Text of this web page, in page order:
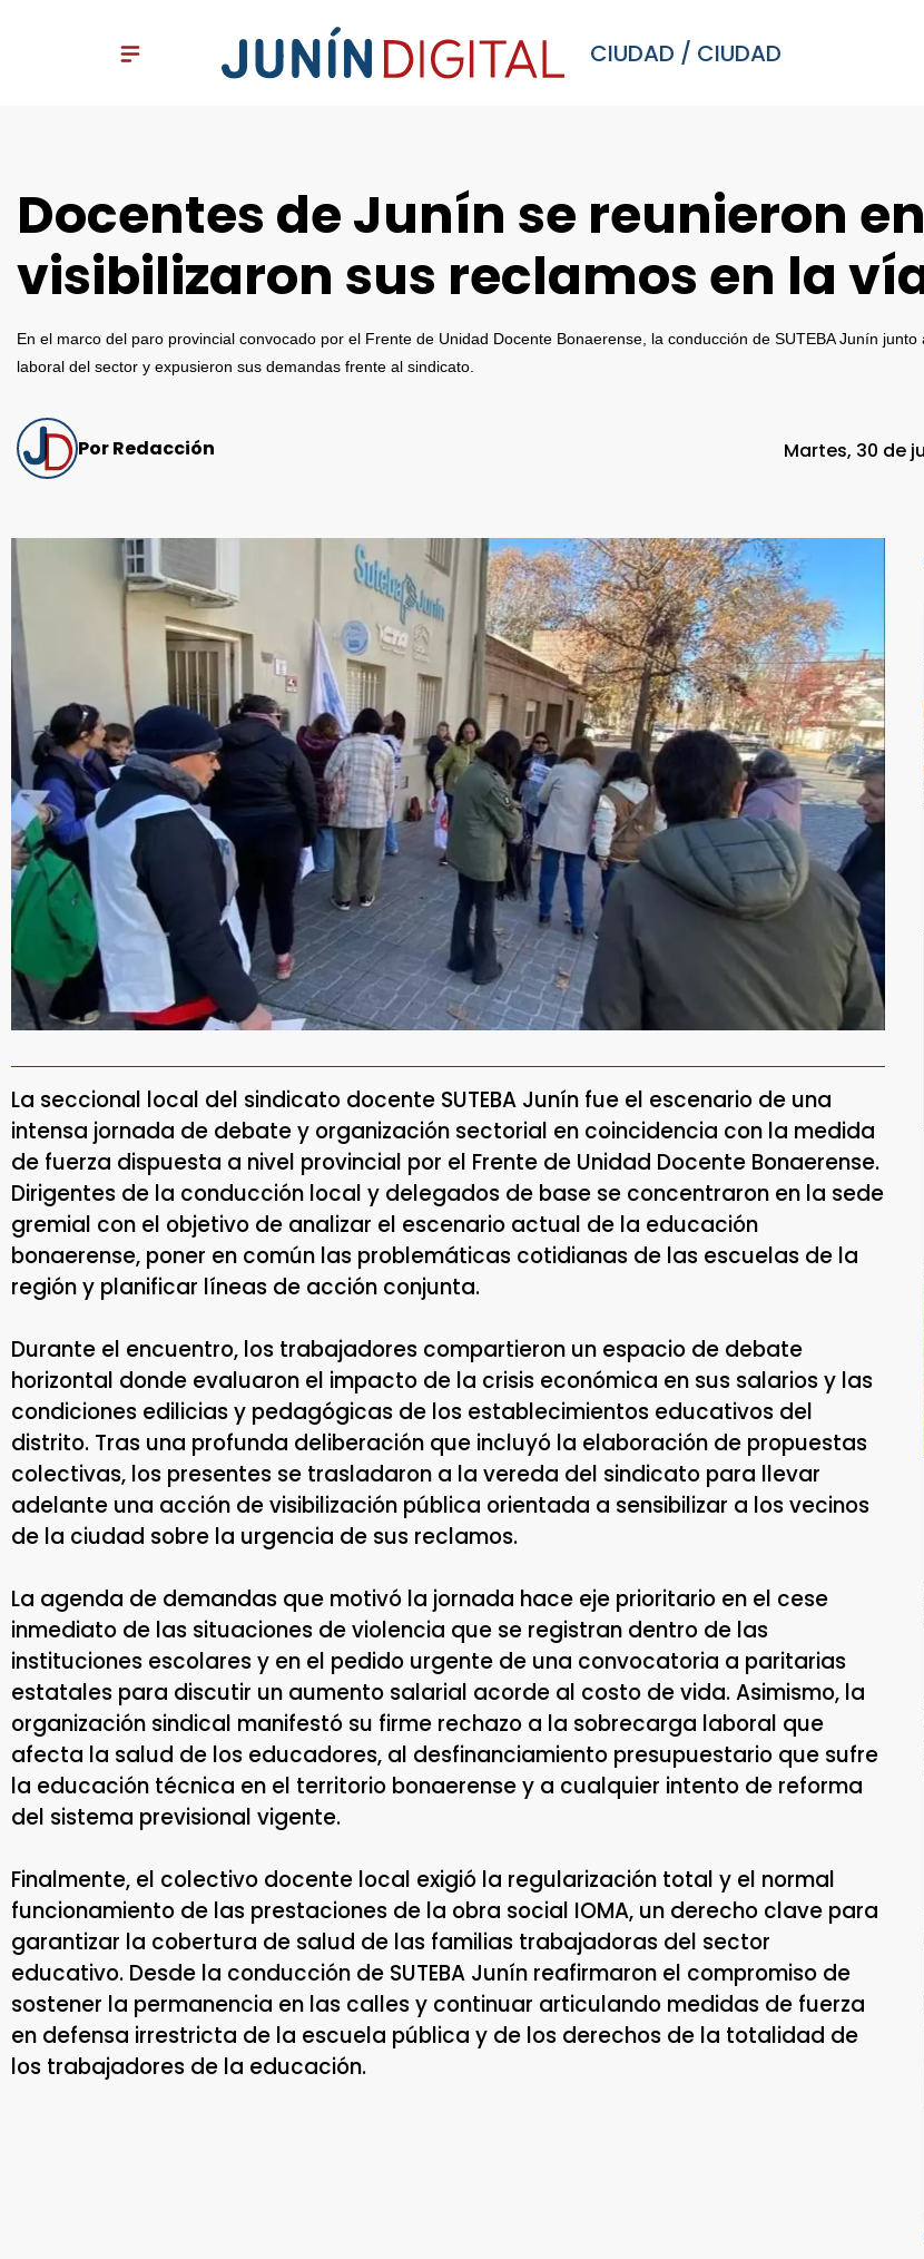
CIUDAD / CIUDAD
Docentes de Junín se reunieron
visibilizaron sus reclamos en la
En el marco del paro provincial convocado por el Frente de Unidad Docente Bonaerense, la conducción de SUTEBA Junín
laboral del sector y expusieron sus demandas frente al sindicato.
Por Redacción Martes, 30 de
La seccional local del sindicato docente SUTEBA Junín fue el escenario de una
intensa jornada de debate y organización sectorial en coincidencia con la medida
de fuerza dispuesta a nivel provincial por el Frente de Unidad Docente Bonaerense.
Dirigentes de la conducción local y delegados de base se concentraron en la sede
gremial con el objetivo de analizar el escenario actual de la educación
bonaerense, poner en común las problemáticas cotidianas de las escuelas de la
región y planificar líneas de acción conjunta.
Durante el encuentro, los trabajadores compartieron un espacio de debate
horizontal donde evaluaron el impacto de la crisis económica en sus salarios y las
condiciones edilicias y pedagógicas de los establecimientos educativos del
distrito. Tras una profunda deliberación que incluyó la elaboración de propuestas
colectivas, los presentes se trasladaron a la vereda del sindicato para llevar
adelante una acción de visibilización pública orientada a sensibilizar a los vecinos
de la ciudad sobre la urgencia de sus reclamos.
La agenda de demandas que motivó la jornada hace eje prioritario en el cese
inmediato de las situaciones de violencia que se registran dentro de las
instituciones escolares y en el pedido urgente de una convocatoria a paritarias
estatales para discutir un aumento salarial acorde al costo de vida. Asimismo, la
organización sindical manifestó su firme rechazo a la sobrecarga laboral que
afecta la salud de los educadores, al desfinanciamiento presupuestario que sufre
la educación técnica en el territorio bonaerense y a cualquier intento de reforma
del sistema previsional vigente.
Finalmente, el colectivo docente local exigió la regularización total y el normal
funcionamiento de las prestaciones de la obra social IOMA, un derecho clave para
garantizar la cobertura de salud de las familias trabajadoras del sector
educativo. Desde la conducción de SUTEBA Junín reafirmaron el compromiso de
sostener la permanencia en las calles y continuar articulando medidas de fuerza
en defensa irrestricta de la escuela pública y de los derechos de la totalidad de
los trabajadores de la educación.